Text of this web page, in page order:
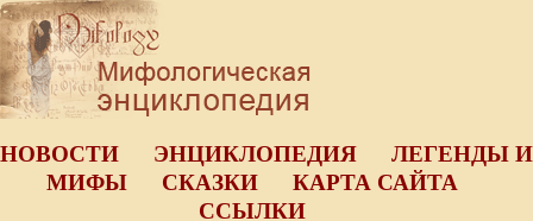
НОВОСТИ ЭНЦИКЛОПЕДИЯ
ЛЕГЕНДЫ И
МИФЫ
СКАЗКИ
КАРТА САЙТА
ССЫЛКИ